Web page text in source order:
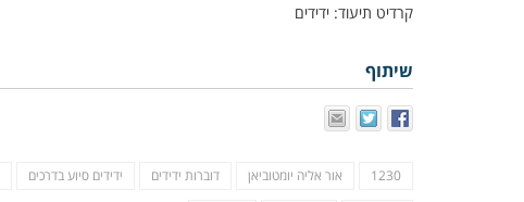
קרדיט תיעוד: ידידים
שיתוף
1230 אור אליה יומטוביאן דוברות ידידים ידידים סיוע בדרכים